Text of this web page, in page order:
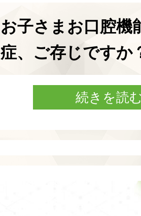
お子さまお口腔機
症、ご存じですか
続きを読